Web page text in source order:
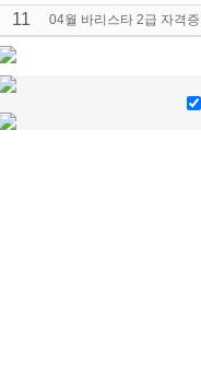
11 04월 바리스타 2급 자격